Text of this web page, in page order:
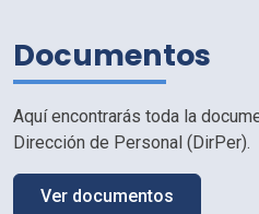
Documentos
Aquí encontrarás toda la
Dirección de Personal ( DirPer).
Ver documentos